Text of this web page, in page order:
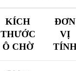
KÍCH
THƯỚC
Ô CHỜ
ĐƠN
VỊ